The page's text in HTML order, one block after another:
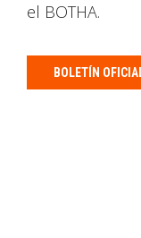
el BOTHA.
BOLETÍN